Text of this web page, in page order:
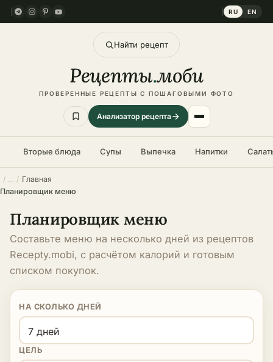
RU EN
Найти рецепт
Рецепты.моби
ПРОВЕРЕННЫЕ РЕЦЕПТЫ С ПОШАГОВЫМИ ФОТО
Анализатор рецепта
Вторые блюда Супы Выпечка Напитки
Главная
Планировщик меню
Планировщик меню
Составьте меню на несколько дней из рецептов
Recepty.mobi, с расчётом калорий и готовым
списком покупок.
НА СКОЛЬКО ДНЕЙ
ЦЕЛЬ